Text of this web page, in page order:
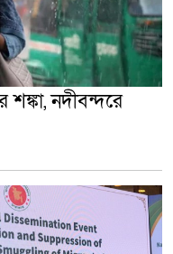
নদীবন্দরে